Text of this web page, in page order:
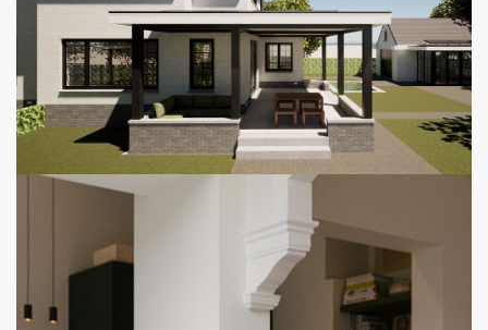
Haag. Ook voor rijksmonumenten levert FOAM met zorg
en precisie het benodigde tekenwerk. Heeft u plannen voor
restauratie of renovatie? Neem gerust contact met ons op
– we helpen u graag verder.
Lees verder
Werk in uitvoering - Wassenaar
Totaalrenovatie in Wassenaar in volle gang. De vrijstaande
woning krijgt een uitbreiding over drie verdiepingen, een